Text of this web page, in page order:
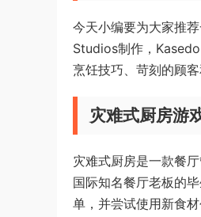
今天小编要为大家推
Studios制作，
烹饪技巧、苛刻的顾
灾难式厨房游
灾难式厨房是一款餐
国际知名餐厅老板的
单，并尝试使用新食